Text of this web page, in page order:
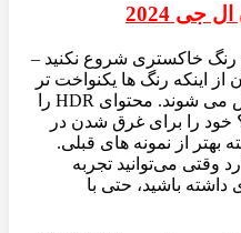
جی 2024
رنگ خاکستری شروع نکنید –
اینکه رنگ ها یکنواخت تر
هستند و در سراسر صفحه پخش می شوند. محتوای HDR را
خود را برای غرق شدن در
بهتر از نمونه های قبلی.
وقتی می‌توانید تجربه
داشته باشید، حتی با